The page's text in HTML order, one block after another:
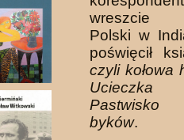
wreszcie
Polski w
poświęcił
czyli kołowa
byków.